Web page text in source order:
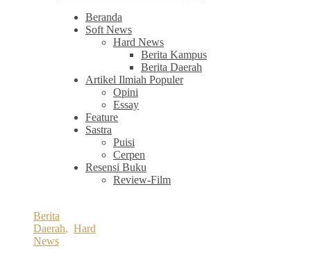
Beranda
Soft News
Hard News
Berita Kampus
Berita Daerah
Artikel Ilmiah Populer
Opini
Essay
Feature
Sastra
Puisi
Cerpen
Resensi Buku
Review-Film
Berita
Daerah, Hard
News